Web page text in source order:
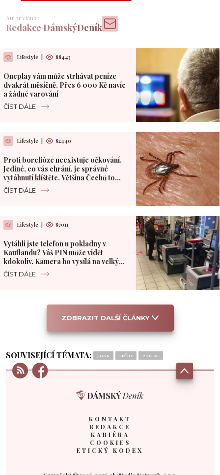
Autor článku
Redakce DámskýDeník
Lifestyle 88443
Oneplay vám může strhávat peníze
dvakrát měsíčně. Přes 6 000 Kč navíc
a žádné varování
ČÍST DÁLE
Lifestyle 82440
Proti borelióze neexistuje očkování.
Jediné, co vás chrání, je správné
vytáhnutí klíštěte. Většina Čechů to
dělá špatně
ČÍST DÁLE
Lifestyle 87011
Vytáhli jste telefon u pokladny v
Kauflandu? Váš PIN může vidět
kdokoliv. Kamera ho vysílá na velký
monitor
ČÍST DÁLE
ZOBRAZIT DALŠÍ ČLÁNKY
SOUVISEJÍCÍ TÉMATA: JAZYK LÉČBA POVLAK
KONTAKT
REDAKCE
KARIÉRA
COOKIES
ETICKÝ KODEX